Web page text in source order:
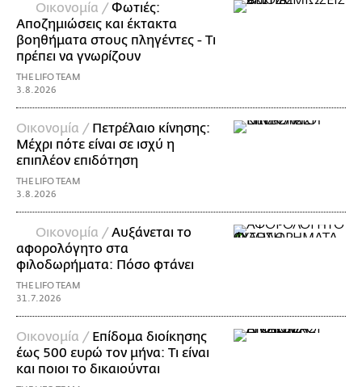
Οικονομία / Φωτιές:
Αποζημιώσεις και έκτακτα
βοηθήματα στους πληγέντες - Τι
πρέπει να γνωρίζουν
THE LIFO TEAM
3.8.2026
Οικονομία / Πετρέλαιο κίνησης:
Μέχρι πότε είναι σε ισχύ η
επιπλέον επιδότηση
THE LIFO TEAM
3.8.2026
Οικονομία / Αυξάνεται το
αφορολόγητο στα
φιλοδωρήματα: Πόσο φτάνει
THE LIFO TEAM
31.7.2026
Οικονομία / Επίδομα διοίκησης
έως 500 ευρώ τον μήνα: Τι είναι
και ποιοι το δικαιούνται